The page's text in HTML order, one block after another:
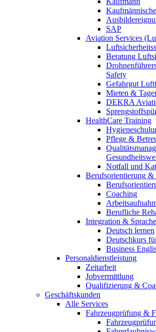
SAP
Aviation Services
Beratung
Safety
Gefahrgut
Mieten &
DEKRA
HealthCare Training
Pflege &
Notfall und
Berufsorientierung
Coaching
Berufliche
Integration &
Deutsch lernen
Deutschkurs
Business
Personaldienstleistung
Zeitarbeit
Jobvermittlung
Qualifizierung &
Geschäftskunden
Alle Services
Fahrzeugprüfung &